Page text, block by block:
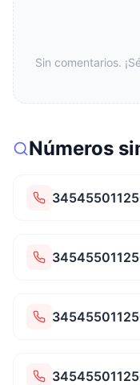
Sin comentarios.
Números